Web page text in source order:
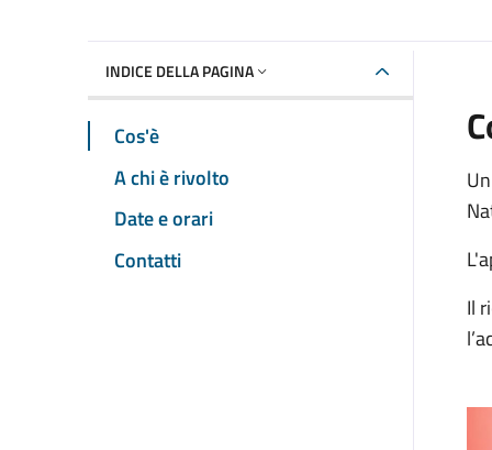
INDICE DELLA PAGINA
Cos'è
A chi è rivolto
Date e orari
Contatti
Il